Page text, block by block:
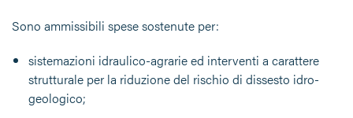
Sono ammissibili spese sostenute per:
sistemazioni idraulico-agrarie ed interventi a carattere
strutturale per la riduzione del rischio di dissesto idro-
geologico;